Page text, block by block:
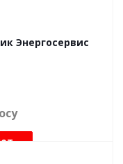
Энергосервис